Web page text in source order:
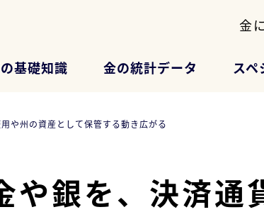
金
基礎知識 金の統計データ スペ
や州の資産として保管する動き広がる
や銀を、決済通